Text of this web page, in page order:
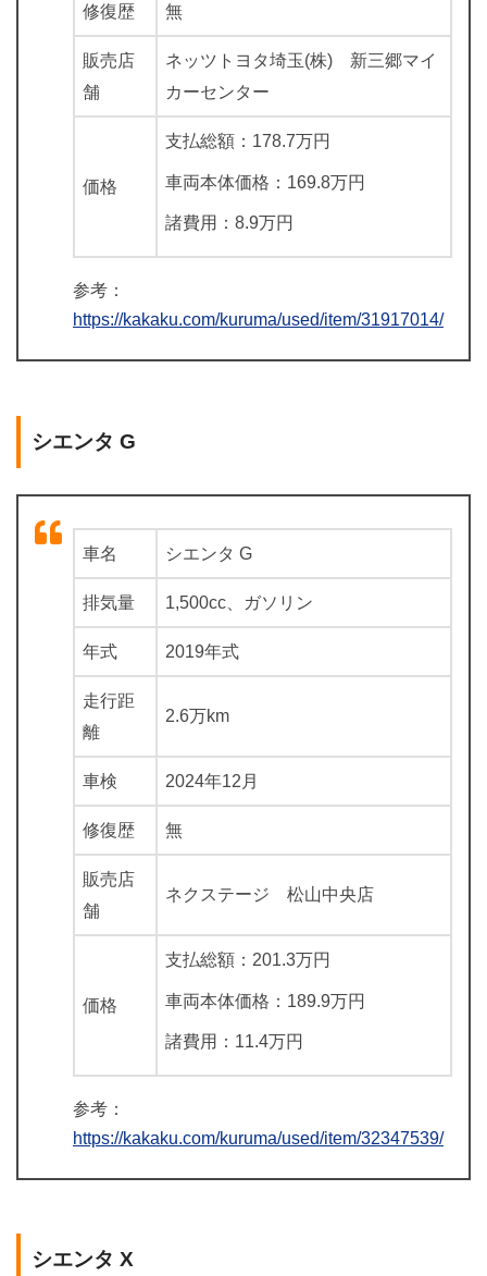
修復歴 無
販売店
舗
ネッツトヨタ埼玉(株) 新三郷マイ
カーセンター
価格
支払総額：178.7万円
車両本体価格：169.8万円
諸費用：8.9万円
参考：
https://kakaku.com/kuruma/used/item/31917014/
シエンタ G
車名 シエンタ G
排気量 1,500cc、ガソリン
年式 2019年式
走行距
離
2.6万km
車検 2024年12月
修復歴 無
販売店
舗
ネクステージ 松山中央店
価格
支払総額：201.3万円
車両本体価格：189.9万円
諸費用：11.4万円
参考：
https://kakaku.com/kuruma/used/item/32347539/
シエンタ X